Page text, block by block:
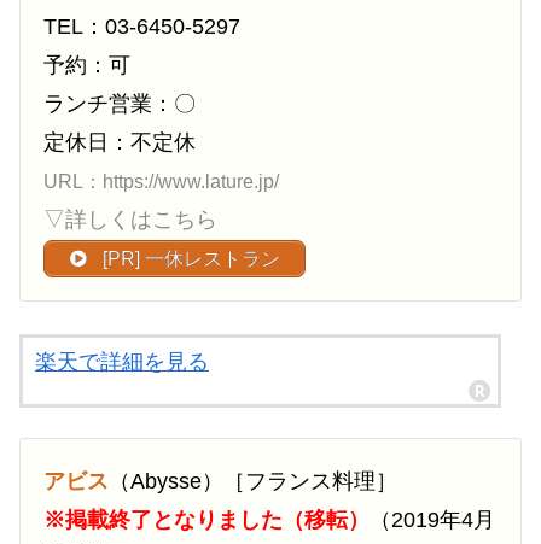
TEL：03-6450-5297
予約：可
ランチ営業：〇
定休日：不定休
URL：https://www.lature.jp/
▽詳しくはこちら
[PR] 一休レストラン
楽天で詳細を見る
アビス （Abysse）［フランス料理］
※掲載終了となりました（移転）
（2019年4月